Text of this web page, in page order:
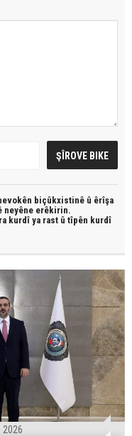
biçûkxistinê û êrîşa
neyêne erêkirin.
kurdî ya rast û tîpên kurdî
2026